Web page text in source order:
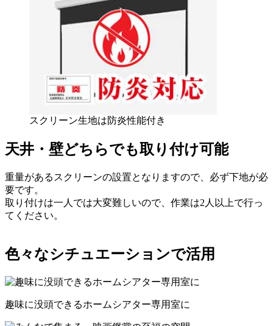
スクリーン生地は防炎性能付き
天井・壁どちらでも取り付け可能
重量があるスクリーンの設置となりますので、必ず下地が必
要です。
取り付けは一人では大変難しいので、作業は2人以上で行っ
てください。
色々なシチュエーションで活用
趣味に没頭できるホームシアター専用室に